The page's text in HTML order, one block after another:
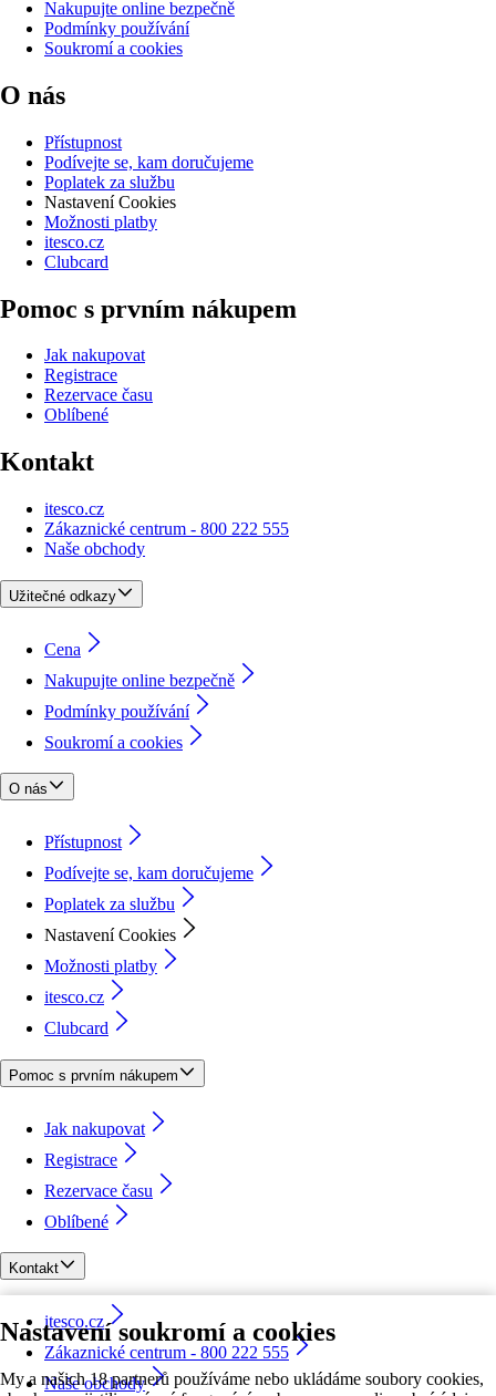
Nastavení soukromí a cookies
My a našich 18 partnerů používáme nebo ukládáme soubory cookies,
Nakupujte online bezpečně
Podmínky používání
Soukromí a cookies
O nás
Přístupnost
Podívejte se, kam doručujeme
Poplatek za službu
Nastavení Cookies
Možnosti platby
itesco.cz
Clubcard
Pomoc s prvním nákupem
Jak nakupovat
Registrace
Rezervace času
Oblíbené
Kontakt
itesco.cz
Zákaznické centrum - 800 222 555
Naše obchody
Užitečné odkazy
Cena
Nakupujte online bezpečně
Podmínky používání
Soukromí a cookies
O nás
Přístupnost
Podívejte se, kam doručujeme
Poplatek za službu
Nastavení Cookies
Možnosti platby
itesco.cz
Clubcard
Pomoc s prvním nákupem
Jak nakupovat
Registrace
Rezervace času
Oblíbené
Kontakt
itesco.cz
Zákaznické centrum - 800 222 555
Naše obchody